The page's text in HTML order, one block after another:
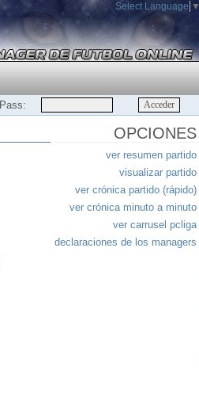
Select Language ▼
Pass:
OPCIONES
ver resumen partido
visualizar partido
ver crónica partido (rápido)
ver crónica minuto a minuto
ver carrusel pcliga
declaraciones de los managers